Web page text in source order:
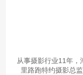
从事摄影行业11年
里路跑特约摄影总